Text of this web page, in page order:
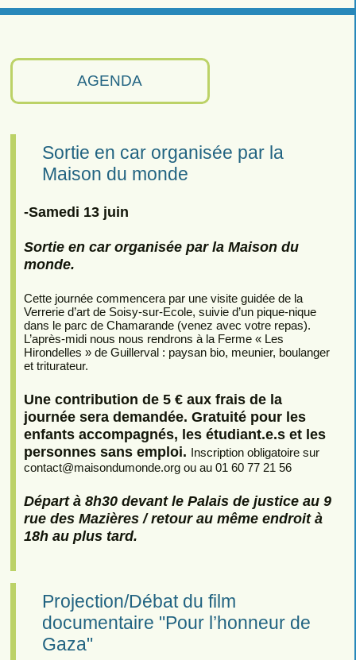
AGENDA
Sortie en car organisée par la
Maison du monde
-Samedi 13 juin
Sortie en car organisée par la Maison du
monde.
Cette journée commencera par une visite guidée de la
Verrerie d’art de Soisy-sur-Ecole, suivie d’un pique-nique
dans le parc de Chamarande (venez avec votre repas).
L’après-midi nous nous rendrons à la Ferme « Les
Hirondelles » de Guillerval : paysan bio, meunier, boulanger
et triturateur.
Une contribution de 5 € aux frais de la
journée sera demandée. Gratuité pour les
enfants accompagnés, les étudiant.e.s et les
personnes sans emploi. Inscription obligatoire sur
contact@maisondumonde.org ou au 01 60 77 21 56
Départ à 8h30 devant le Palais de justice au 9
rue des Mazières / retour au même endroit à
18h au plus tard.
Projection/Débat du film
documentaire "Pour l’honneur de
Gaza"